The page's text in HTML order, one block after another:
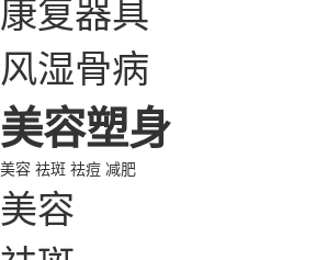
康复器具
风湿骨病
美容塑身
美容 祛斑 祛痘 减肥
美容